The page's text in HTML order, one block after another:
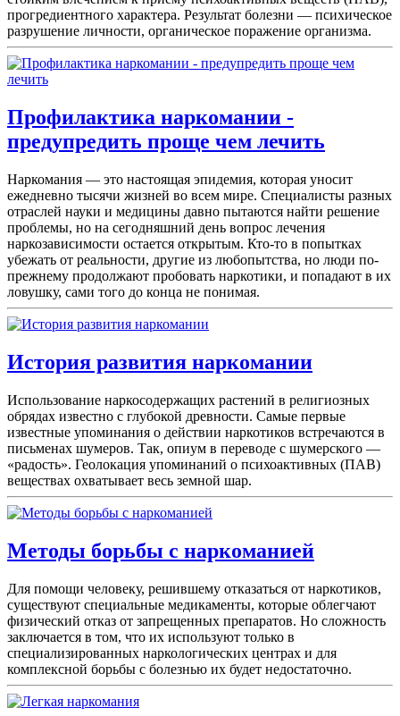
прогредиентного характера. Результат болезни — психическое
разрушение личности, органическое поражение организма.
Профилактика наркомании -
предупредить проще чем лечить
Наркомания — это настоящая эпидемия, которая уносит
ежедневно тысячи жизней во всем мире. Специалисты разных
отраслей науки и медицины давно пытаются найти решение
проблемы, но на сегодняшний день вопрос лечения
наркозависимости остается открытым. Кто-то в попытках
убежать от реальности, другие из любопытства, но люди по-
прежнему продолжают пробовать наркотики, и попадают в их
ловушку, сами того до конца не понимая.
История развития наркомании
Использование наркосодержащих растений в религиозных
обрядах известно с глубокой древности. Самые первые
известные упоминания о действии наркотиков встречаются в
письменах шумеров. Так, опиум в переводе с шумерского —
«радость». Геолокация упоминаний о психоактивных (ПАВ)
веществах охватывает весь земной шар.
Методы борьбы с наркоманией
Для помощи человеку, решившему отказаться от наркотиков,
существуют специальные медикаменты, которые облегчают
физический отказ от запрещенных препаратов. Но сложность
заключается в том, что их используют только в
специализированных наркологических центрах и для
комплексной борьбы с болезнью их будет недостаточно.